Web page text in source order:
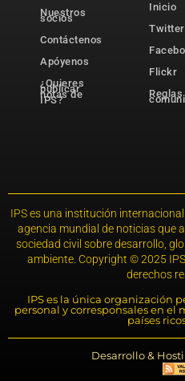
Nuestros
socios
Contáctenos
Apóyenos
¿Quieres
publicar
notas de
IPS?
Inicio
Twitter
Flickr
Reglas
IPS es una institución
agencia mundial de noticias que
sociedad civil sobre desarrollo,
ambiente. Copyright © 2025
derechos
IPS es la única organización
personal y corresponsales en el
países
Desarrollo &